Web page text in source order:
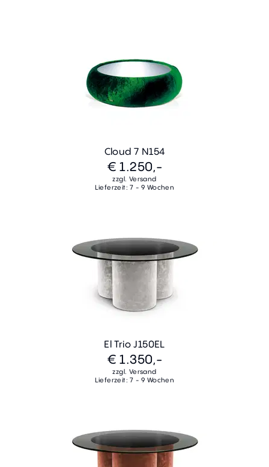
Cloud 7 N154
€ 1.250,-
zzgl. Versand
Lieferzeit: 7 - 9 Wochen
El Trio J150EL
€ 1.350,-
zzgl. Versand
Lieferzeit: 7 - 9 Wochen